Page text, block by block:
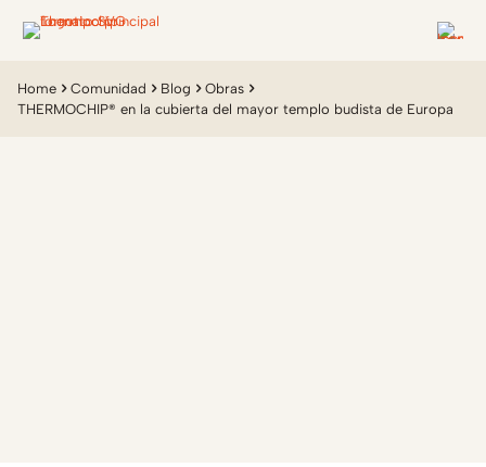
Home Comunidad Blog
Obras
THERMOCHIP® en la cubierta del mayor templo budista de Europa